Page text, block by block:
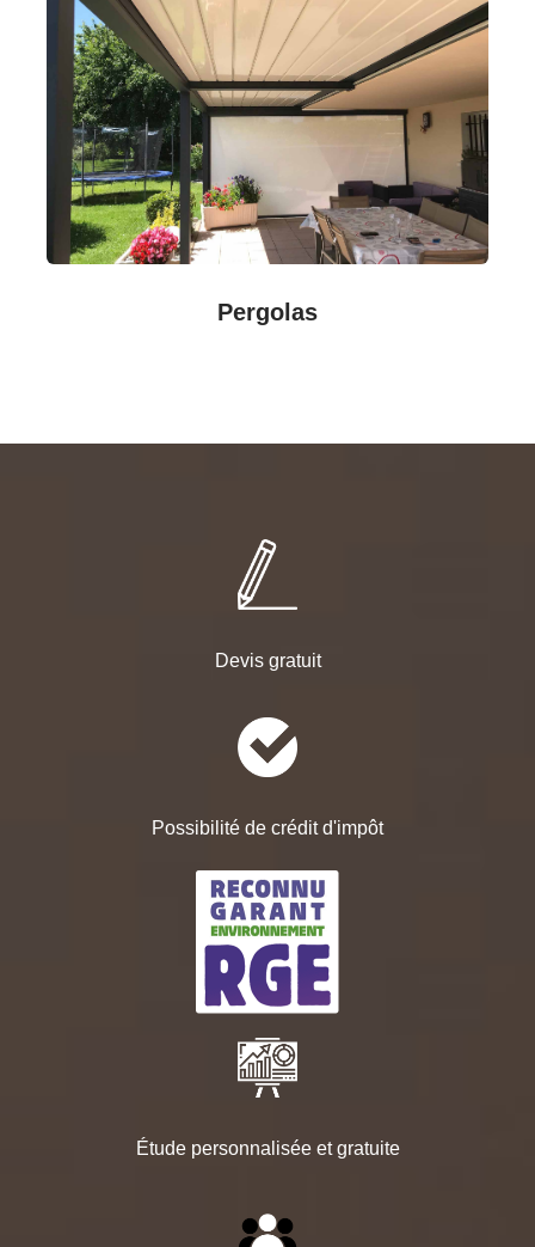
Pergolas
Devis gratuit
Possibilité de crédit d'impôt
Étude personnalisée et gratuite